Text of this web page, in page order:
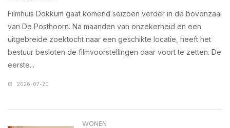
Filmhuis Dokkum gaat komend seizoen verder in de bovenzaal
van De Posthoorn. Na maanden van onzekerheid en een
uitgebreide zoektocht naar een geschikte locatie, heeft het
bestuur besloten de filmvoorstellingen daar voort te zetten. De
eerste...
2026-07-20
WONEN